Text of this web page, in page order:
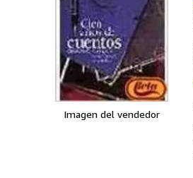
Imagen del vendedor